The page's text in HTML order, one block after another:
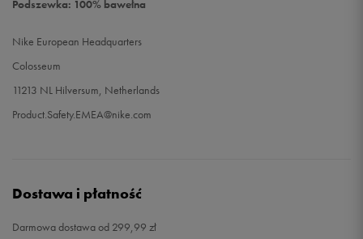
Podszewka: 100% bawełna
Nike European Headquarters
Colosseum
11213 NL Hilversum, Netherlands
Product.Safety.EMEA@nike.com
Dostawa i płatność
Darmowa dostawa od 299,99 zł